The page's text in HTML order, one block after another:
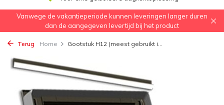
Vanwege de vakantieperiode kunnen leveringen langer duren
dan de aangegeven levertijd bij het product
Terug Home Gootstuk H12 (meest gebruikt i...